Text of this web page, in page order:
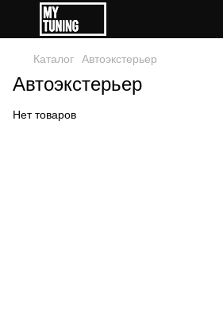
Каталог Автоэкстерьер
Автоэкстерьер
Нет товаров